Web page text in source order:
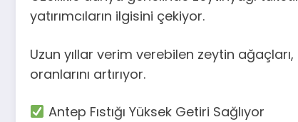
yatırımcıların ilgisini çekiyor.
Uzun yıllar verim verebilen zeytin
oranlarını artırıyor.
Antep Fıstığı Yüksek Getiri Sağlıyor